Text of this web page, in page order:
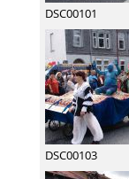
DSC00101
DSC00103